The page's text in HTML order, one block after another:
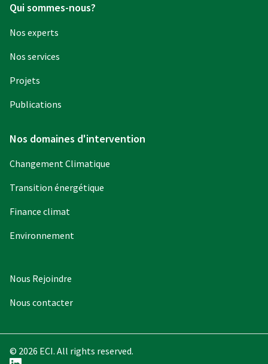
Qui sommes-nous?
Nos experts
Nos services
Projets
Publications
Nos domaines d'intervention
Changement Climatique
Transition énergétique
Finance climat
Environnement
Nous Rejoindre
Nous contacter
© 2026 ECI. All rights reserved.